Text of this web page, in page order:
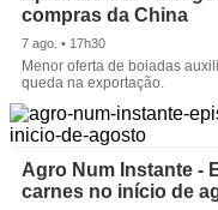
compras da China
7 ago. • 17h30
Menor oferta de boiadas
queda na exportação.
Agro Num Instante -
carnes no início de